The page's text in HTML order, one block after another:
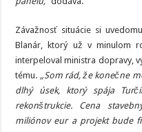
Závažnosť situácie si
Blanár, ktorý už v minulom
interpeloval ministra dopravy,
tému. „Som rád, že konečne
dlhý úsek, ktorý spája
rekonštrukcie. Cena
miliónov eur a projekt bude